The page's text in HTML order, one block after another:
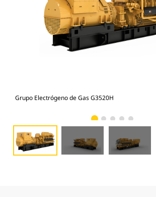
Grupo Electrógeno de Gas G3520H